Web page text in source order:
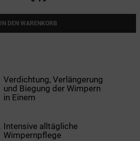
IN DEN WARENKORB
Verdichtung, Verlängerung
und Biegung der Wimpern
in Einem
Intensive alltägliche
Wimpernpflege